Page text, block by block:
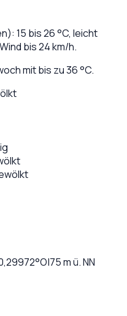
): 15 bis26°C, leicht
bis24km/h.
mit bis zu 36 °C.
°O|75m ü. NN